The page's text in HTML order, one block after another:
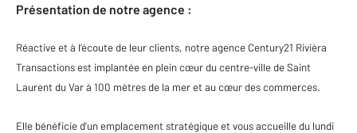
Présentation de notre agence :
Réactive et à l’écoute de leur clients, notre agence Century21 Rivièra
Transactions est implantée en plein cœur du centre-ville de Saint
Laurent du Var à 100 mètres de la mer et au cœur des commerces.
Elle bénéficie d’un emplacement stratégique et vous accueille du lundi